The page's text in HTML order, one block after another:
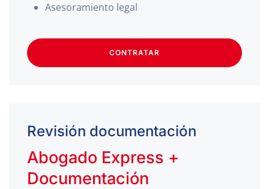
Asesoramiento legal
CONTRATAR
Revisión documentación
Abogado Express +
Documentación